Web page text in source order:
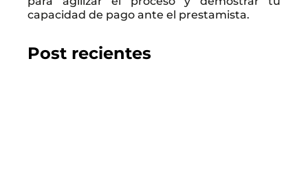
capacidad de pago ante el prestamista.
Post recientes